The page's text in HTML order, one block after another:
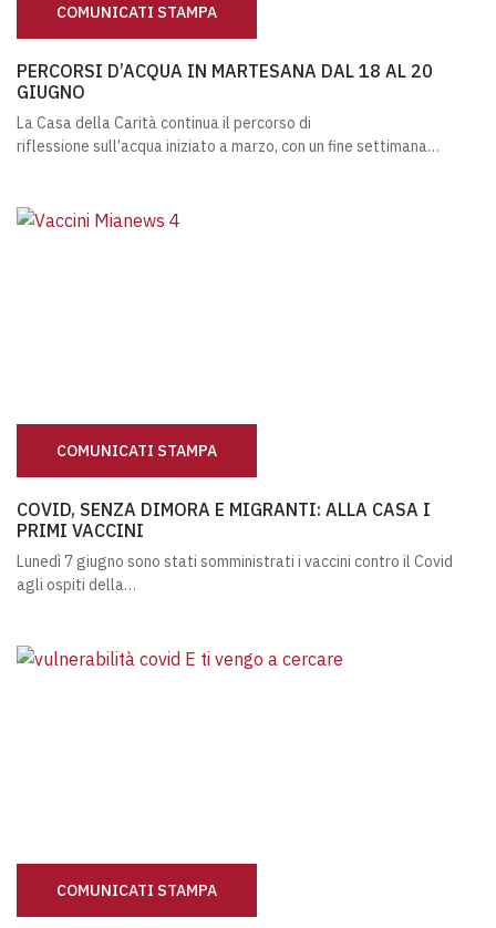
COMUNICATI STAMPA
PERCORSI D’ACQUA IN MARTESANA DAL 18 AL 20
GIUGNO
La Casa della Carità continua il percorso di
riflessione sull’acqua iniziato a marzo, con un fine settimana…
COMUNICATI STAMPA
COVID, SENZA DIMORA E MIGRANTI: ALLA CASA I
PRIMI VACCINI
Lunedì 7 giugno sono stati somministrati i vaccini contro il Covid
agli ospiti della…
COMUNICATI STAMPA